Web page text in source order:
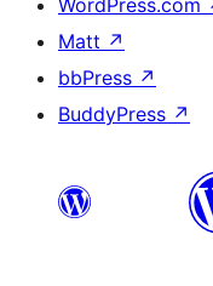
Matt ↗
bbPress ↗
BuddyPress ↗